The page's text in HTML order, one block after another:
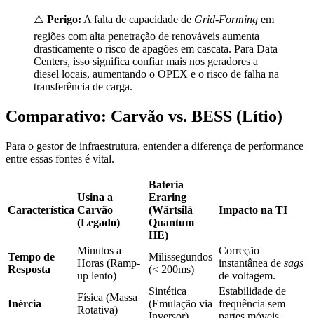
⚠️ Perigo: A falta de capacidade de Grid-Forming em
regiões com alta penetração de renováveis aumenta
drasticamente o risco de apagões em cascata. Para Data
Centers, isso significa confiar mais nos geradores a
diesel locais, aumentando o OPEX e o risco de falha na
transferência de carga.
Comparativo: Carvão vs. BESS (Lítio)
Para o gestor de infraestrutura, entender a diferença de performance
entre essas fontes é vital.
Característica
Usina a
Carvão
(Legado)
Bateria
Eraring
(Wärtsilä
Quantum
HE)
Impacto na TI
Tempo de
Resposta
Minutos a
Horas (Ramp-
up lento)
Milissegundos
(< 200ms)
Correção
instantânea de sags
de voltagem.
Inércia
Física (Massa
Rotativa)
Sintética
(Emulação via
Estabilidade de
frequência sem